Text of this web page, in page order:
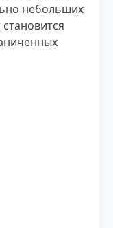
небольших